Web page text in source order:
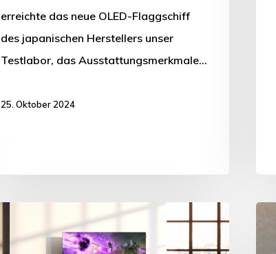
erreichte das neue OLED-Flaggschiff
des japanischen Herstellers unser
Testlabor, das Ausstattungsmerkmale…
25. Oktober 2024